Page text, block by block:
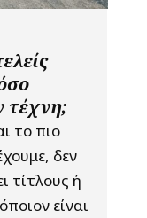
τέχνη;
το πιο
δεν
τίτλους ή
είναι